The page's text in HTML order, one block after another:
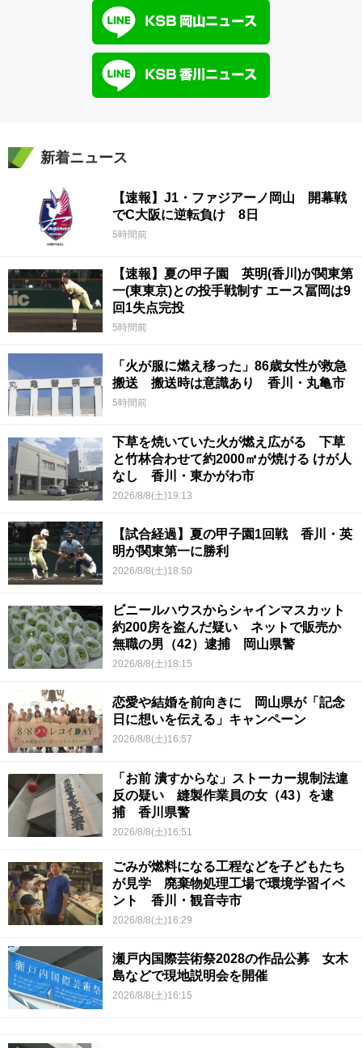
新着ニュース
【速報】J1・ファジアーノ岡山 開幕戦
でC大阪に逆転負け 8日
5時間前
【速報】夏の甲子園 英明(香川)が関東第
一(東東京)との投手戦制す エース冨岡は9
回1失点完投
5時間前
「火が服に燃え移った」86歳女性が救急
搬送 搬送時は意識あり 香川・丸亀市
5時間前
下草を焼いていた火が燃え広がる 下草
と竹林合わせて約2000㎡が焼ける けが人
なし 香川・東かがわ市
2026/8/8(土)19:13
【試合経過】夏の甲子園1回戦 香川・英
明が関東第一に勝利
2026/8/8(土)18:50
ビニールハウスからシャインマスカット
約200房を盗んだ疑い ネットで販売か
無職の男（42）逮捕 岡山県警
2026/8/8(土)18:15
恋愛や結婚を前向きに 岡山県が「記念
日に想いを伝える」キャンペーン
2026/8/8(土)16:57
「お前 潰すからな」ストーカー規制法違
反の疑い 縫製作業員の女（43）を逮
捕 香川県警
2026/8/8(土)16:51
ごみが燃料になる工程などを子どもたち
が見学 廃棄物処理工場で環境学習イベ
ント 香川・観音寺市
2026/8/8(土)16:29
瀬戸内国際芸術祭2028の作品公募 女木
島などで現地説明会を開催
2026/8/8(土)16:15